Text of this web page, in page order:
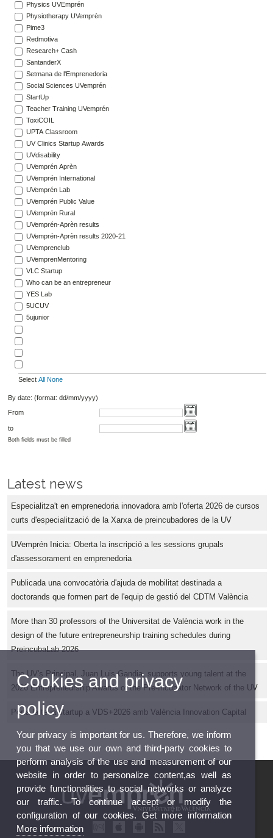
Physics UVEmprén
Physiotherapy UVemprèn
Pime3
Redmotiva
Research+ Cash
SantanderX
Setmana de l'Emprenedoria
Social Sciences UVemprén
StartUp
Teacher Training UVemprén
ToxiCOIL
UPTA Classroom
UV Clinics Startup Awards
UVdisability
UVemprén Aprèn
UVemprén International
UVemprén Lab
UVemprén Public Value
UVemprén Rural
UVemprén-Aprèn results
UVemprén-Aprèn results 2020-21
UVemprenclub
UVemprenMentoring
VLC Startup
Who can be an entrepreneur
YES Lab
5UCUV
5ujunior
Select All None
By date: (format: dd/mm/yyyy)
From
to
Both fields must be filled
Latest news
Especialitza't en emprenedoria innovadora amb l'oferta 2026 de cursos
curts d'especialització de la Xarxa de preincubadores de la UV
UVemprén Inicia: Oberta la inscripció a les sessions grupals
d'assessorament en emprenedoria
Publicada una convocatòria d'ajuda de mobilitat destinada a
doctorands que formen part de l'equip de gestió del CDTM València
More than 30 professors of the Universitat de València work in the
design of the future entrepreneurship training schedules during
PreincubaLab 2026
The UV's Principal, Juan Luis Gandia, supports young talent at the
2026 Entrepreneurship Awards of the Pre-Incubator Network of the UV
Porta la teua startup a VDS+2026 amb València Innovation Capital
Cookies and privacy
policy
Your privacy is important for us. Therefore, we inform
you that we use our own and third-party cookies to
perform analysis of the use and measurement of our
website in order to personalize content,as well as
provide functionalities to social networks or analyze
our traffic. To continue accept or modify the
configuration of our cookies. Get more information
More information